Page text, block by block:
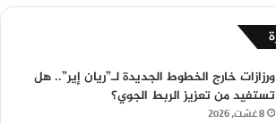
ورزازات خارج الخطوط الجديدة لـ”ريان إير”.. هل
تستفيد من تعزيز الربط الجوي؟
8 غشت، 2026